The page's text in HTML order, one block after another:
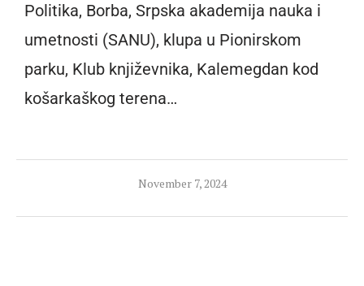
Politika, Borba, Srpska akademija nauka i
umetnosti (SANU), klupa u Pionirskom
parku, Klub književnika, Kalemegdan kod
košarkaškog terena…
November 7, 2024